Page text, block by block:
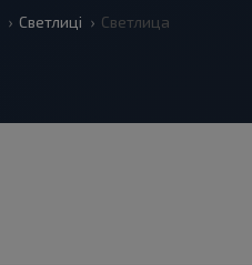
Светлиці Светлица